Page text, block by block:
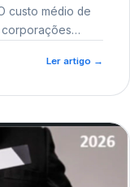
corporações
órgãos como a
Ler artigo →